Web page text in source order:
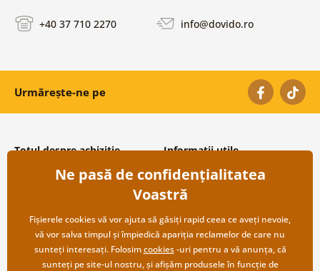
+40 37 710 2270 info@dovido.ro
Urmărește-ne pe
Totul despre achiziție
Condiții și termeni generali
Protecția datelor personale
Transport și modalități de plată
Returnare
Informații utile
Despre noi
Întrebări frecvente
Contacte
Cooperare angro
Ne pasă de confidențialitatea
Voastră
Fișierele cookies vă vor ajuta să găsiți rapid ceea ce aveți nevoie,
vă vor salva timpul și împiedică apariția reclamelor de care nu
sunteți interesați. Folosimcookies-uri pentru a vă anunța, că
sunteți pe site-ul nostru, și afișăm produsele în funcție de